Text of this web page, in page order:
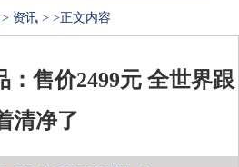
> 资讯 > >正文内容
：售价2499元 全世界跟
清净了